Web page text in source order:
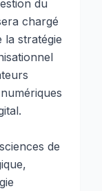
du
chargé
stratégie
de